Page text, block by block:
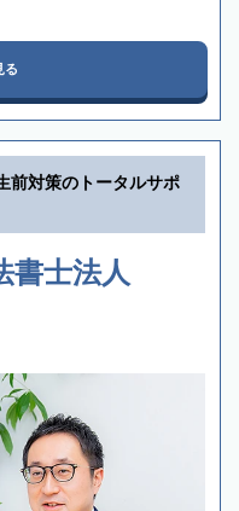
る
前対策のトータルサポ
書士法人